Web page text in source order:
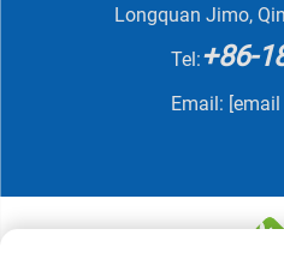
Longquan Jimo,
Tel:+86-
Email: